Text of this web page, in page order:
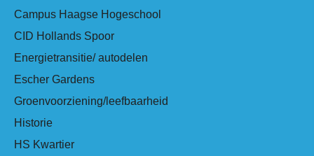
Campus Haagse Hogeschool
CID Hollands Spoor
Energietransitie/ autodelen
Escher Gardens
Groenvoorziening/leefbaarheid
Historie
HS Kwartier